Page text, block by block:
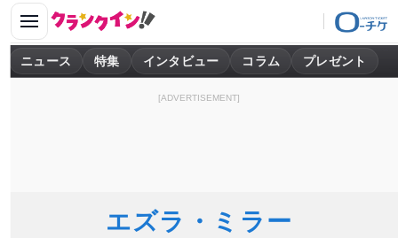
ニュース 特集 インタビュー コラム プレゼント
[ADVERTISEMENT]
エズラ・ミラー